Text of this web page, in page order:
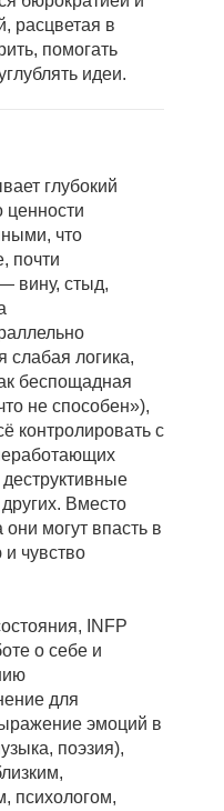
расцветая в
помогать
идеи.
глубокий
ценности
что
почти
вину, стыд,
слабая логика,
беспощадная
не способен»),
контролировать с
Вместо
могут впасть в
и чувство
INFP
о себе и
для
эмоций в
поэзия),
психологом,